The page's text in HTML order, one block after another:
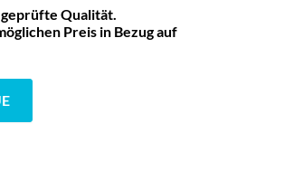
Qualität.
Preis in Bezug auf